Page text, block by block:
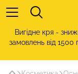
Вигідне кря -
замовлень від 1500